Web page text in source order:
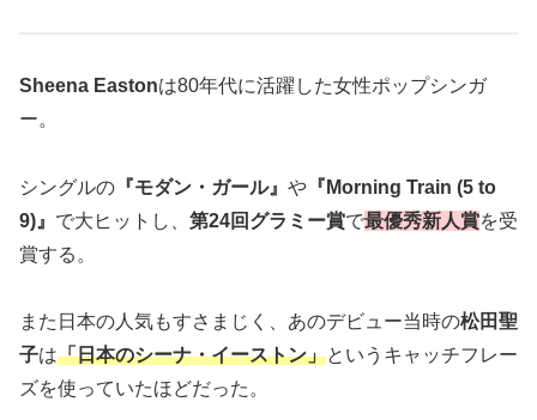
Sheena Eastonは80年代に活躍した女性ポップシンガ
ー。
シングルの 『モダン・ガール』 や 『Morning Train (5 to
9)』 で大ヒットし、 第24回グラミー賞で最優秀新人賞を受
賞する。
また日本の人気もすさまじく、あのデビュー当時の松田聖
子は「日本のシーナ・イーストン」というキャッチフレー
ズを使っていたほどだった。